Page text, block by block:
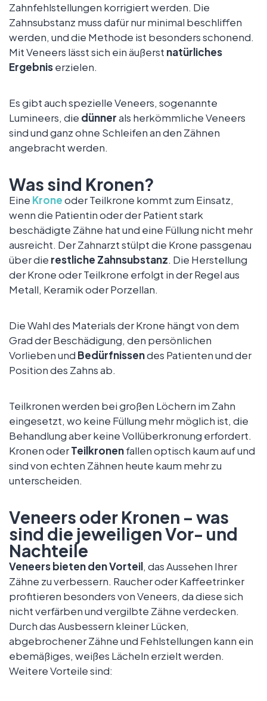
Zahnfehlstellungen korrigiert werden. Die
Zahnsubstanz muss dafür nur minimal beschliffen
werden, und die Methode ist besonders schonend.
Mit Veneers lässt sich ein äußerst natürliches
Ergebniserzielen.
Es gibt auch spezielle Veneers, sogenannte
Lumineers, die dünnerals herkömmliche Veneers
sind und ganz ohne Schleifen an den Zähnen
angebracht werden.
Was sind Kronen?
Eine Kroneoder Teilkrone kommt zum Einsatz,
wenn die Patientin oder der Patient stark
beschädigte Zähne hat und eine Füllung nicht mehr
ausreicht. Der Zahnarzt stülpt die Krone passgenau
über die restliche Zahnsubstanz. Die Herstellung
der Krone oder Teilkrone erfolgt in der Regel aus
Metall, Keramik oder Porzellan.
Die Wahl des Materials der Krone hängt von dem
Grad der Beschädigung, den persönlichen
Vorlieben und Bedürfnissendes Patienten und der
Position des Zahns ab.
Teilkronen werden bei großen Löchern im Zahn
eingesetzt, wo keine Füllung mehr möglich ist, die
Behandlung aber keine Vollüberkronung erfordert.
Kronen oderTeilkronenfallen optisch kaum auf und
sind von echten Zähnen heute kaum mehr zu
unterscheiden.
Veneers oder Kronen – was
sind die jeweiligen Vor- und
Nachteile
Veneers bieten den Vorteil, das Aussehen Ihrer
Zähne zu verbessern. Raucher oder Kaffeetrinker
profitieren besonders von Veneers, da diese sich
nicht verfärben und vergilbte Zähne verdecken.
Durch das Ausbessern kleiner Lücken,
abgebrochener Zähne und Fehlstellungen kann ein
ebemäßiges, weißes Lächeln erzielt werden.
Weitere Vorteile sind: